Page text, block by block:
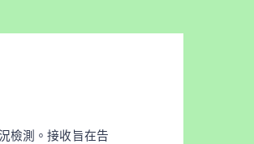
檢測。接收旨在告